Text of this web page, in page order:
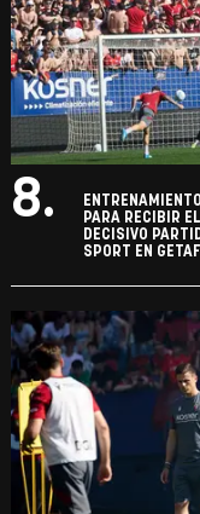
8.
PARA RECIBIR
DECISIVO
SPORT EN